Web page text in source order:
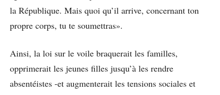
la République. Mais quoi qu’il arrive, concernant ton
propre corps, tu te soumettras».
Ainsi, la loi sur le voile braquerait les familles,
opprimerait les jeunes filles jusqu’à les rendre
absentéistes -et augmenterait les tensions sociales et